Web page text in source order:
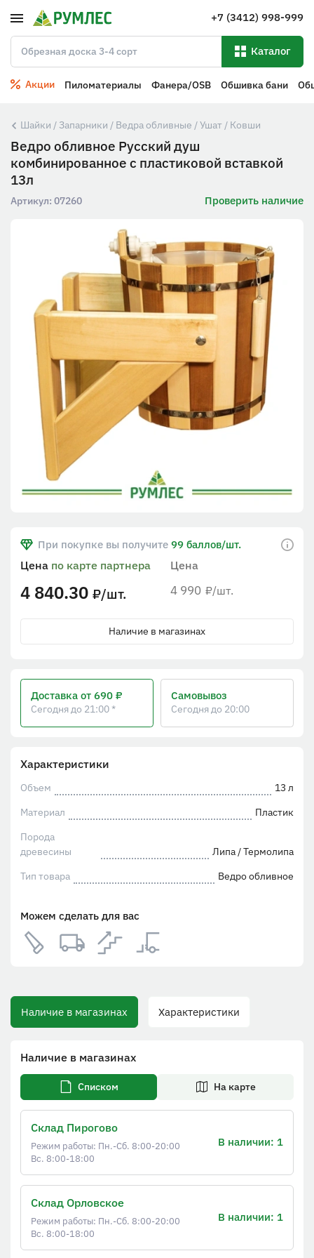
+7 (3412) 998-999
Каталог
Акции Пиломатериалы Фанера/OSB Обшивка бани
Шайки / Запарники / Ведра обливные / Ушат / Ковши
Ведро обливное Русский душ
комбинированное с пластиковой вставкой
13л
Артикул: 07260 Проверить наличие
Характеристики
Объем
13 л
Материал
Пластик
Порода
древесины
Липа / Термолипа
Тип товара
Ведро обливное
Можем сделать для вас
При покупке вы получите 99 баллов/шт.
Цена
4 990 ₽/шт.
Цена по карте партнера
4 840.30 ₽/шт.
Наличие в магазинах
Доставка от 690 ₽
Сегодня до 21:00 *
Самовывоз
Сегодня до 20:00
Наличие в магазинах Характеристики
Наличие в магазинах
Списком На карте
Склад Пирогово
Режим работы: Пн.-Сб. 8:00-20:00
Вс. 8:00-18:00
В наличии: 1
Склад Орловское
Режим работы: Пн.-Сб. 8:00-20:00
Вс. 8:00-18:00
В наличии: 1